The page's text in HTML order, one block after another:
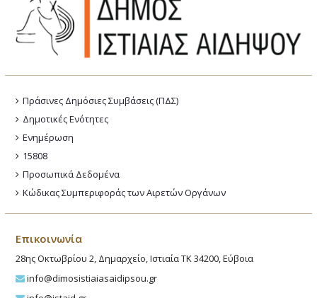
Πράσινες Δημόσιες Συμβάσεις (ΠΔΣ)
Δημοτικές Ενότητες
Ενημέρωση
15808
Προσωπικά Δεδομένα
Κώδικας Συμπεριφοράς των Αιρετών Οργάνων
Επικοινωνία
28ης Οκτωβρίου 2, Δημαρχείο, Ιστιαία ΤΚ 34200, Εύβοια
info@dimosistiaiasaidipsou.gr